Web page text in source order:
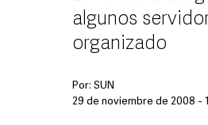
algunos
organizado
Por: SUN
29 de noviembre de 2008 -